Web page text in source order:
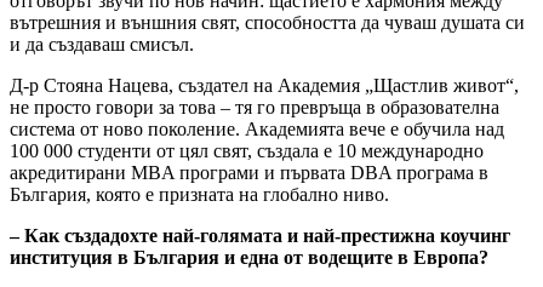
вътрешния и външния свят, способността да чуваш душата си
и да създаваш смисъл.
Д-р Стояна Нацева, създател на Академия „Щастлив живот“,
не просто говори за това – тя го превръща в образователна
система от ново поколение. Академията вече е обучила над
100 000 студенти от цял свят, създала е 10 международно
акредитирани MBA програми и първата DBA програма в
България, която е призната на глобално ниво.
– Как създадохте най-голямата и най-престижна коучинг
институция в България и една от водещите в Европа?